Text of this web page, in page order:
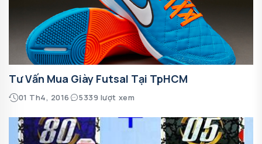
Tư Vấn Mua Giày Futsal Tại TpHCM
01 Th4, 2016 5339 lượt xem